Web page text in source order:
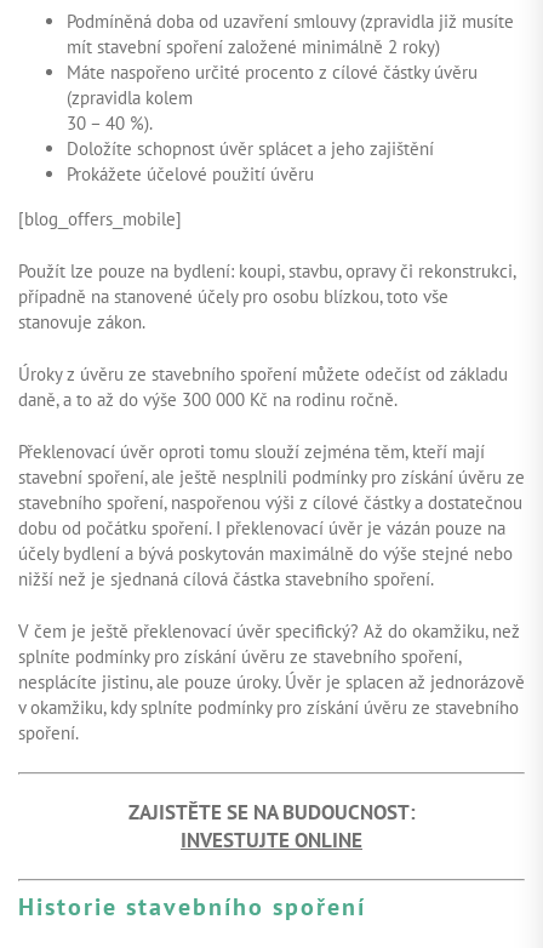
Podmíněná doba od uzavření smlouvy (zpravidla již musíte
mít stavební spoření založené minimálně 2 roky)
Máte naspořeno určité procento z cílové částky úvěru
(zpravidla kolem
30 – 40 %).
Doložíte schopnost úvěr splácet a jeho zajištění
Prokážete účelové použití úvěru
[blog_offers_mobile]
Použít lze pouze na bydlení: koupi, stavbu, opravy či rekonstrukci,
případně na stanovené účely pro osobu blízkou, toto vše
stanovuje zákon.
Úroky z úvěru ze stavebního spoření můžete odečíst od základu
daně, a to až do výše 300 000 Kč na rodinu ročně.
Překlenovací úvěr oproti tomu slouží zejména těm, kteří mají
stavební spoření, ale ještě nesplnili podmínky pro získání úvěru ze
stavebního spoření, naspořenou výši z cílové částky a dostatečnou
dobu od počátku spoření. I překlenovací úvěr je vázán pouze na
účely bydlení a bývá poskytován maximálně do výše stejné nebo
nižší než je sjednaná cílová částka stavebního spoření.
V čem je ještě překlenovací úvěr specifický? Až do okamžiku, než
splníte podmínky pro získání úvěru ze stavebního spoření,
nesplácíte jistinu, ale pouze úroky. Úvěr je splacen až jednorázově
v okamžiku, kdy splníte podmínky pro získání úvěru ze stavebního
spoření.
ZAJISTĚTE SE NA BUDOUCNOST:
INVESTUJTE ONLINE
Historie stavebního spoření